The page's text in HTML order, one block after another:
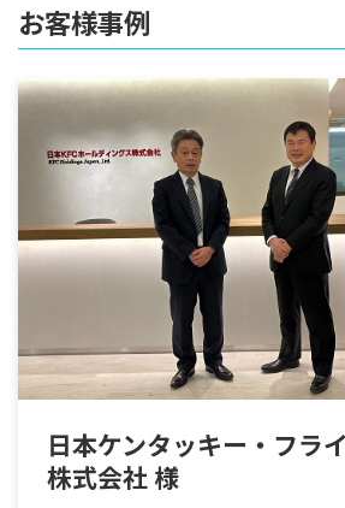
お客様事例
日本ケンタッキー・フラ
株式会社 様